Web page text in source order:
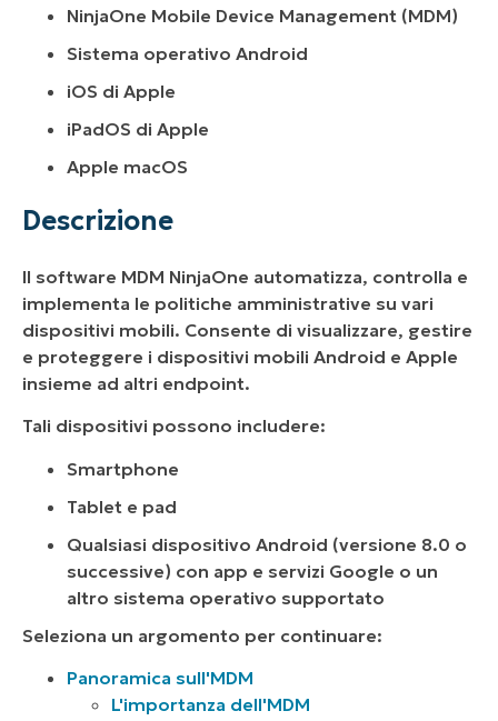
NinjaOne Mobile Device Management (MDM)
Sistema operativo Android
iOS di Apple
iPadOS di Apple
Apple macOS
Descrizione
Il software MDM NinjaOne automatizza, controlla e
implementa le politiche amministrative su vari
dispositivi mobili. Consente di visualizzare, gestire
e proteggere i dispositivi mobili Android e Apple
insieme ad altri endpoint.
Tali dispositivi possono includere:
Smartphone
Tablet e pad
Qualsiasi dispositivo Android (versione 8.0 o
successive) con app e servizi Google o un
altro sistema operativo supportato
Seleziona un argomento per continuare:
Panoramica sull'MDM
L'importanza dell'MDM